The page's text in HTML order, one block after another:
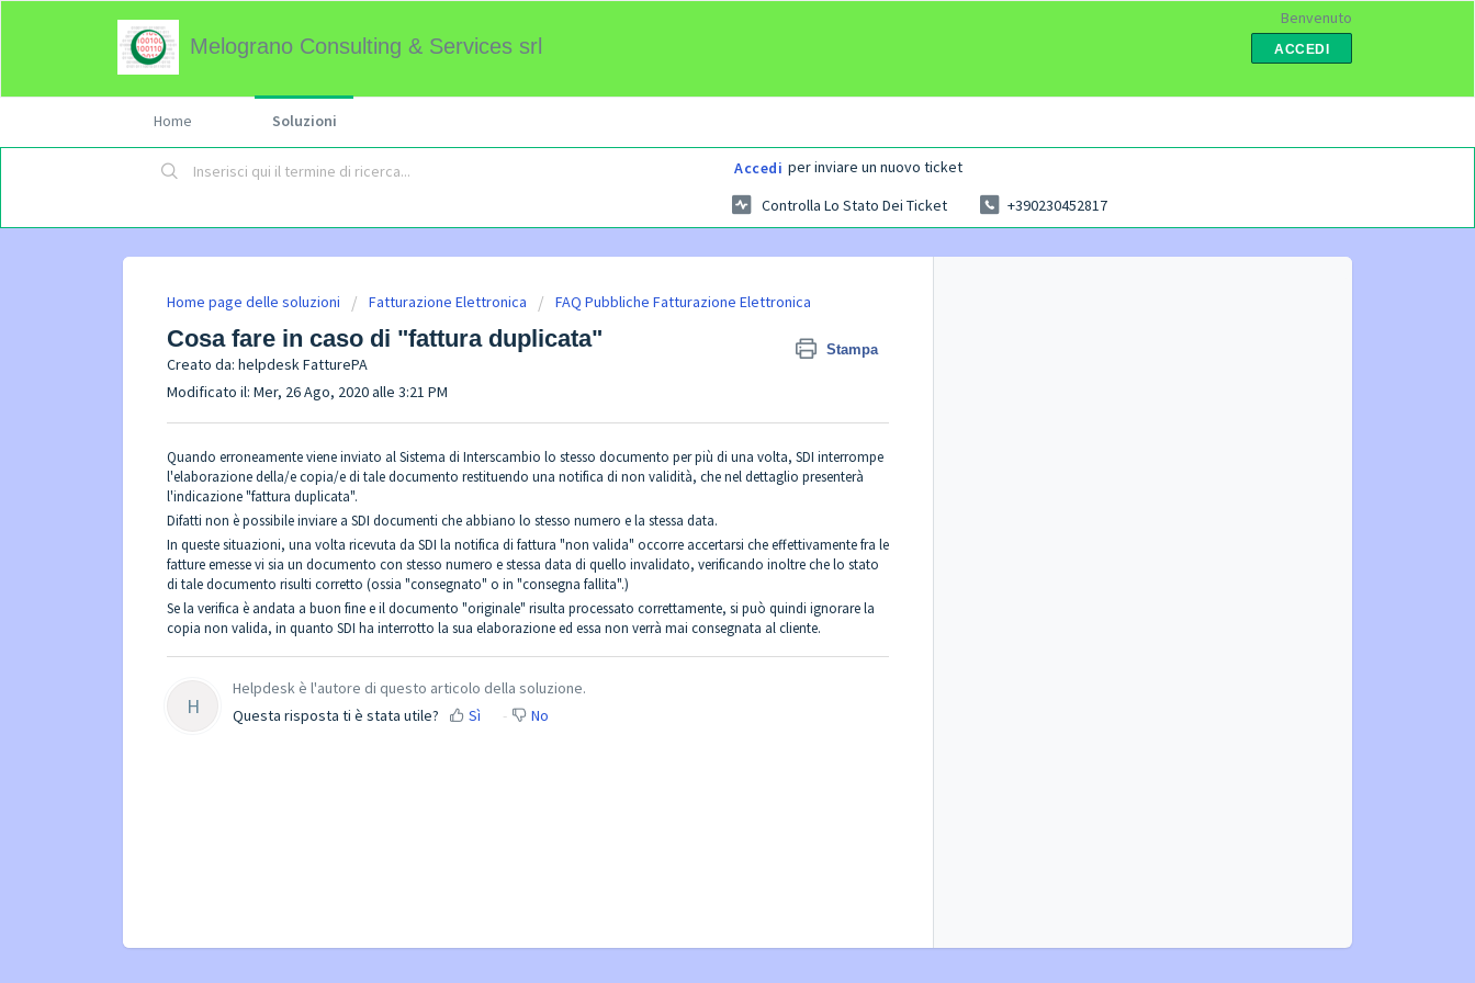
Melograno Consulting & Services srl
Benvenuto
ACCEDI
Home Soluzioni
Accedi per inviare un nuovo ticket
Controlla Lo Stato Dei Ticket
+390230452817
Home page delle soluzioni Fatturazione Elettronica FAQ Pubbliche Fatturazione Elettronica
Cosa fare in caso di "fattura duplicata" Stampa
Creato da: helpdesk FatturePA
Modificato il: Mer, 26 Ago, 2020 alle 3:21 PM
Quando erroneamente viene inviato al Sistema di Interscambio lo stesso documento per più di una volta, SDI interrompe
l'elaborazione della/e copia/e di tale documento restituendo una notifica di non validità, che nel dettaglio presenterà
l'indicazione "fattura duplicata".
Difatti non è possibile inviare a SDI documenti che abbiano lo stesso numero e la stessa data.
In queste situazioni, una volta ricevuta da SDI la notifica di fattura "non valida" occorre accertarsi che effettivamente fra le
fatture emesse vi sia un documento con stesso numero e stessa data di quello invalidato, verificando inoltre che lo stato
di tale documento risulti corretto (ossia "consegnato" o in "consegna fallita".)
Se la verifica è andata a buon fine e il documento "originale" risulta processato correttamente, si può quindi ignorare la
copia non valida, in quanto SDI ha interrotto la sua elaborazione ed essa non verrà mai consegnata al cliente.
H
Helpdesk è l'autore di questo articolo della soluzione.
Questa risposta ti è stata utile?
Sì No